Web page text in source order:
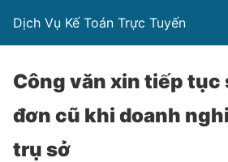
Dịch Vụ Kế Toán Trực Tuyến
Công văn xin tiếp tục
đơn cũ khi doanh
trụ sở